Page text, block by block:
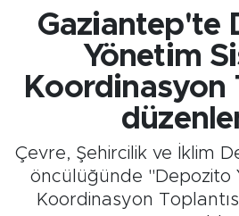
Gaziantep'te
Yönetim
Koordinasyon
Çevre, Şehircilik ve İklim
öncülüğünde "Depozito
Koordinasyon
Tüm Manşetler
Son Dakika Haberleri
Haber Arşivi